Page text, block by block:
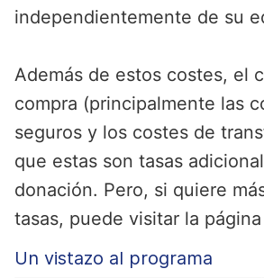
independientemente de su
Además de estos costes, el
compra (principalmente las
seguros y los costes de
que estas son tasas
donación. Pero, si quiere
tasas, puede visitar la
Un vistazo al programa